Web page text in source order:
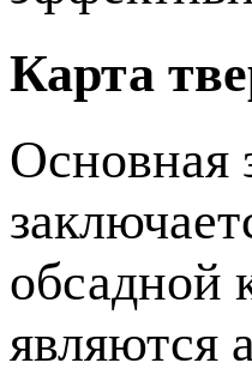
Карта
Основная
обсадной
являются